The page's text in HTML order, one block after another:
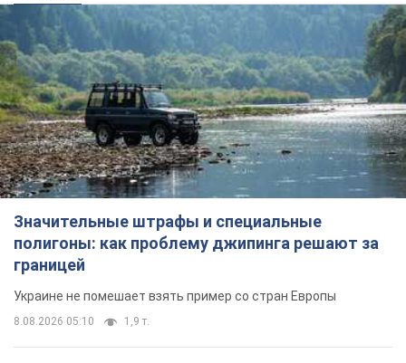
Значительные штрафы и специальные
полигоны: как проблему джипинга решают за
границей
Украине не помешает взять пример со стран Европы
8.08.2026 05:10 1,9 т.